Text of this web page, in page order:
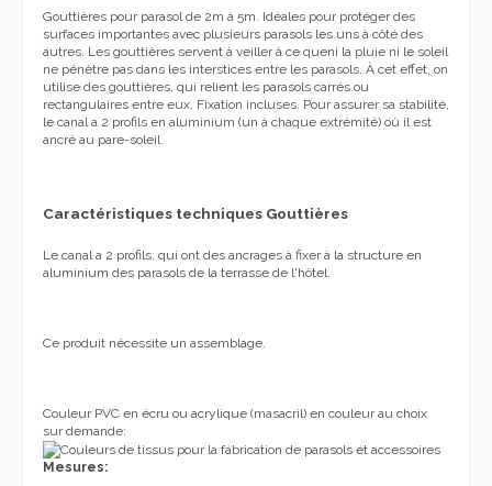
Gouttières pour parasol de 2m à 5m. Idéales pour protéger des
surfaces importantes avec plusieurs parasols les uns à côté des
autres. Les gouttières servent à veiller à ce queni la pluie ni le soleil
ne pénètre pas dans les interstices entre les parasols. À cet effet, on
utilise des gouttières, qui relient les parasols carrés ou
rectangulaires entre eux. Fixation incluses. Pour assurer sa stabilité,
le canal a 2 profils en aluminium (un à chaque extrémité) où il est
ancré au pare-soleil.
Caractéristiques techniques Gouttières
Le canal a 2 profils, qui ont des ancrages à fixer à la structure en
aluminium des parasols de la terrasse de l'hôtel.
Ce produit nécessite un assemblage.
Couleur PVC en écru ou acrylique (masacril) en couleur au choix
sur demande:
Mesures: